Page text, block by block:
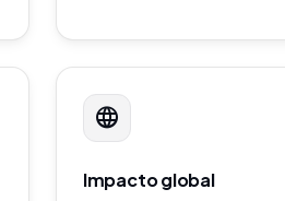
Impacto global